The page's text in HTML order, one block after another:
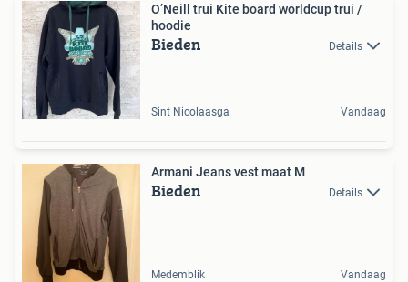
O’Neill trui Kite board worldcup trui /
hoodie
Bieden Details
Sint Nicolaasga Vandaag
Armani Jeans vest maat M
Bieden Details
Medemblik Vandaag